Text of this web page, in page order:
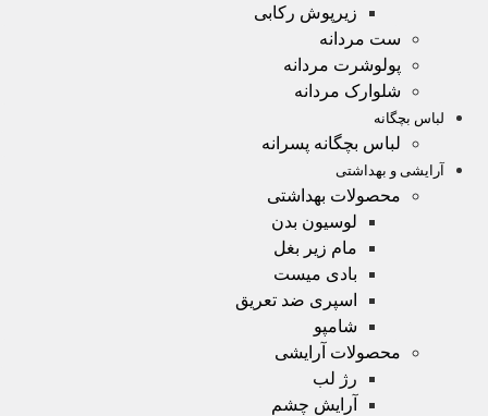
زیرپوش رکابی
ست مردانه
پولوشرت مردانه
شلوارک مردانه
لباس بچگانه
لباس بچگانه پسرانه
آرایشی و بهداشتی
محصولات بهداشتی
لوسیون بدن
مام زیر بغل
بادی میست
اسپری ضد تعریق
شامپو
محصولات آرایشی
رژ لب
آرایش چشم